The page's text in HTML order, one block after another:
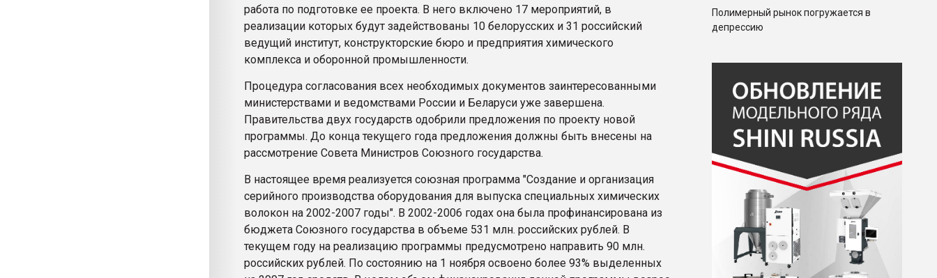
работа по подготовке ее проекта. В него включено 17 мероприятий, в
реализации которых будут задействованы 10 белорусских и 31 российский
ведущий институт, конструкторские бюро и предприятия химического
комплекса и оборонной промышленности.
Процедура согласования всех необходимых документов заинтересованными
министерствами и ведомствами России и Беларуси уже завершена.
Правительства двух государств одобрили предложения по проекту новой
программы. До конца текущего года предложения должны быть внесены на
рассмотрение Совета Министров Союзного государства.
В настоящее время реализуется союзная программа "Создание и организация
серийного производства оборудования для выпуска специальных химических
волокон на 2002-2007 годы". В 2002-2006 годах она была профинансирована из
бюджета Союзного государства в объеме 531 млн. российских рублей. В
текущем году на реализацию программы предусмотрено направить 90 млн.
российских рублей. По состоянию на 1 ноября освоено более 93% выделенных
Полимерный рынок погружается в
депрессию